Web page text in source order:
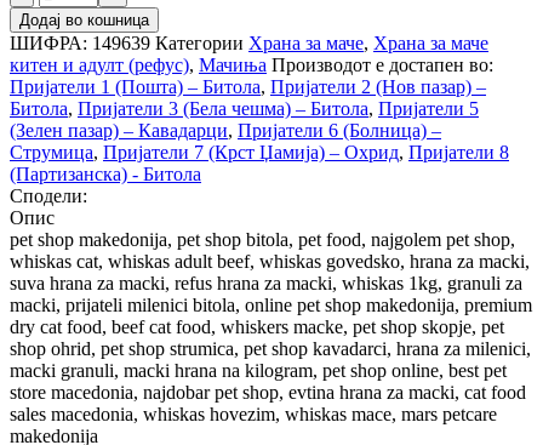
Додај во кошница
ШИФРА: 149639 Категории Храна за маче, Храна за маче
китен и адулт (рефус), Мачиња Производот е достапен во:
Пријатели 1 (Пошта) – Битола, Пријатели 2 (Нов пазар) –
Битола, Пријатели 3 (Бела чешма) – Битола, Пријатели 5
(Зелен пазар) – Кавадарци, Пријатели 6 (Болница) –
Струмица, Пријатели 7 (Крст Џамија) – Охрид, Пријатели 8
(Партизанска) - Битола
Сподели:
Опис
pet shop makedonija, pet shop bitola, pet food, najgolem pet shop,
whiskas cat, whiskas adult beef, whiskas govedsko, hrana za macki,
suva hrana za macki, refus hrana za macki, whiskas 1kg, granuli za
macki, prijateli milenici bitola, online pet shop makedonija, premium
dry cat food, beef cat food, whiskers macke, pet shop skopje, pet
shop ohrid, pet shop strumica, pet shop kavadarci, hrana za milenici,
macki granuli, macki hrana na kilogram, pet shop online, best pet
store macedonia, najdobar pet shop, evtina hrana za macki, cat food
sales macedonia, whiskas hovezim, whiskas mace, mars petcare
makedonija